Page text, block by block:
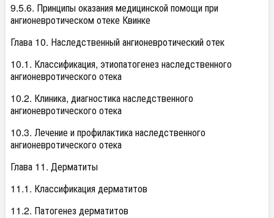
9.5.6. Принципы оказания медицинской помощи при
ангионевротическом отеке Квинке
Глава 10. Наследственный ангионевротический отек
10.1. Классификация, этиопатогенез наследственного
ангионевротического отека
10.2. Клиника, диагностика наследственного
ангионевротического отека
10.3. Лечение и профилактика наследственного
ангионевротического отека
Глава 11. Дерматиты
11.1. Классификация дерматитов
11.2. Патогенез дерматитов